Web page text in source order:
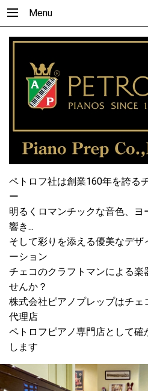
Menu
ペトロフ社は創業160年を誇る
ー
明るくロマンチックな音色、
響き...
そして彩りを添える優美なデ
ーション
チェコのクラフトマンによる楽
せんか？
株式会社ピアノプレップはチェ
代理店
ペトロフピアノ専門店として
します